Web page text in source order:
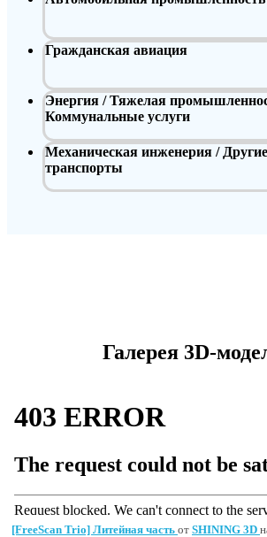
Гражданская авиация
Энергия / Тяжелая
Коммунальные услуги
Механическая инженерия / Другие
транспорты
Галерея 3D-
[FreeScan Trio] Литейная часть от SHINING 3D